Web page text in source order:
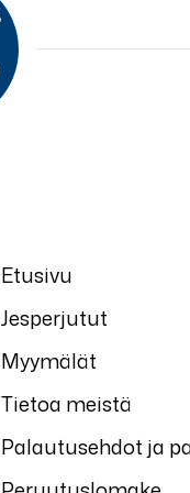
Etusivu
Jesperjutut
Myymälät
Tietoa meistä
Palautusehdot ja